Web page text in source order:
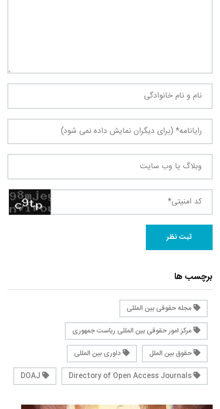
برچسب ها
مجله حقوقی بین المللی
مرکز امور حقوقی بین المللی ریاست جمهوری
حقوق بین الملل
داوری بین المللی